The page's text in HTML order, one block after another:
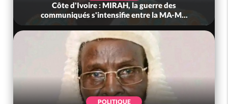
Côte d'Ivoire : MIRAH, la guerre des
communiqués s'intensifie entre la MA-M...
POLITIQUE